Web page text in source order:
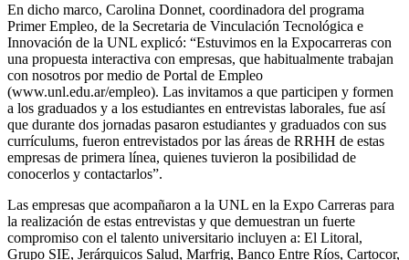
En dicho marco, Carolina Donnet, coordinadora del programa
Primer Empleo, de la Secretaria de Vinculación Tecnológica e
Innovación de la UNL explicó: “Estuvimos en la Expocarreras con
una propuesta interactiva con empresas, que habitualmente trabajan
con nosotros por medio de Portal de Empleo
(www.unl.edu.ar/empleo). Las invitamos a que participen y formen
a los graduados y a los estudiantes en entrevistas laborales, fue así
que durante dos jornadas pasaron estudiantes y graduados con sus
currículums, fueron entrevistados por las áreas de RRHH de estas
empresas de primera línea, quienes tuvieron la posibilidad de
conocerlos y contactarlos”.
Las empresas que acompañaron a la UNL en la Expo Carreras para
la realización de estas entrevistas y que demuestran un fuerte
compromiso con el talento universitario incluyen a: El Litoral,
Grupo SIE, Jerárquicos Salud, Marfrig, Banco Entre Ríos, Cartocor,